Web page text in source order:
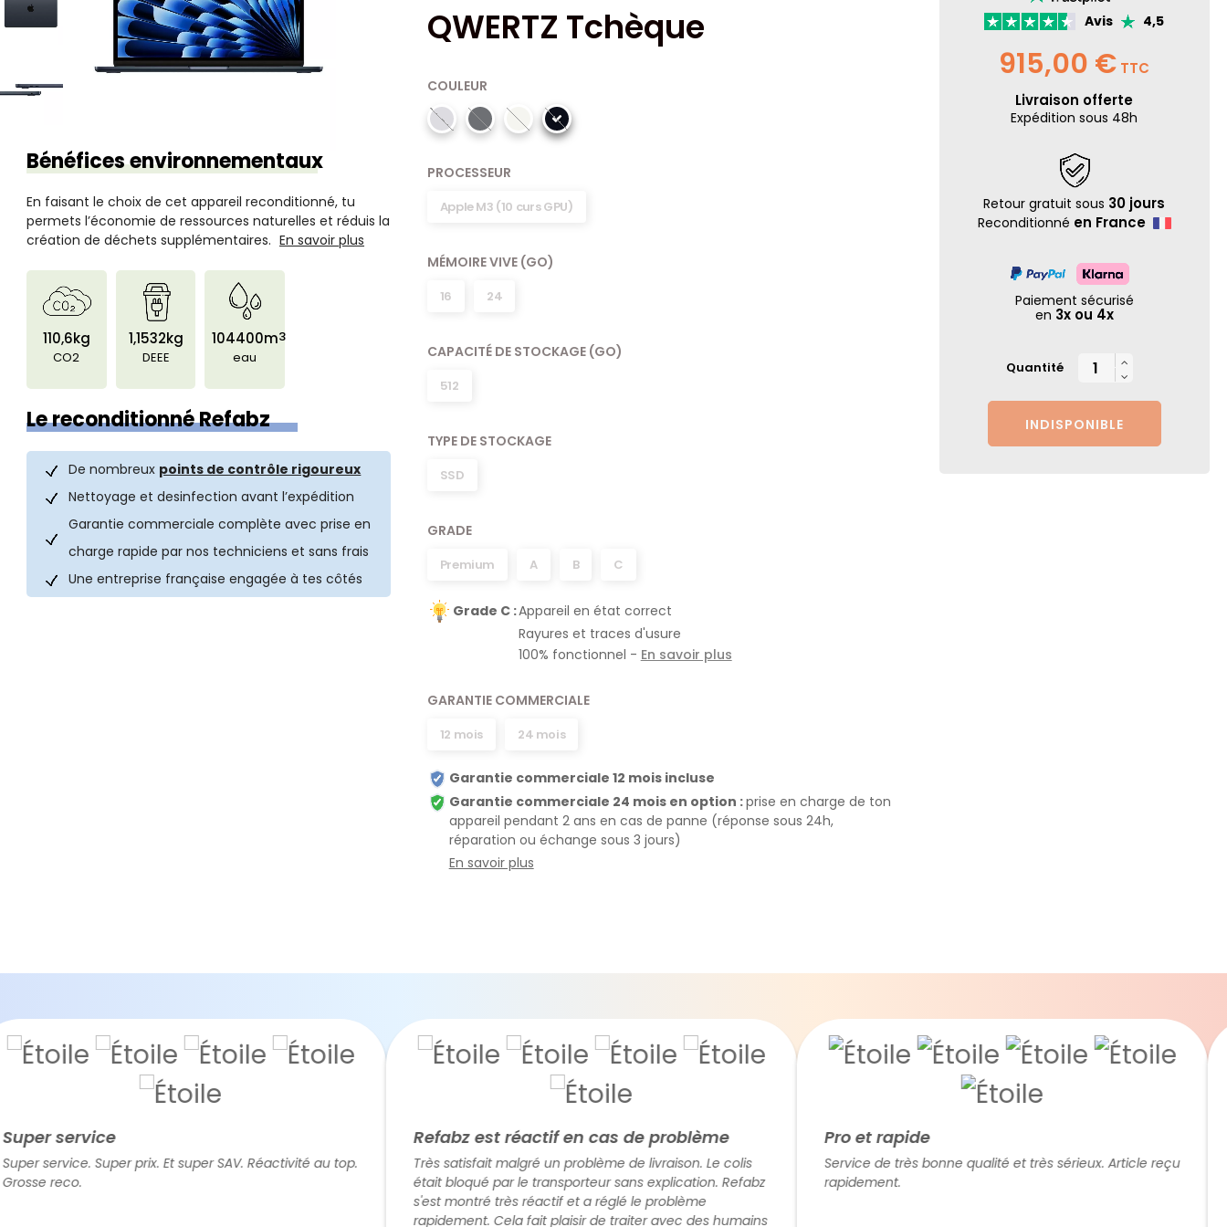
Avis 4,5
915,00 € TTC
Livraison offerte
Expédition sous 48h
Retour gratuit sous 30 jours
Reconditionné en France
Paiement sécurisé
en 3x ou 4x
INDISPONIBLE
Quantité


QWERTZ Tchèque
COULEUR
PROCESSEUR
Apple M3 (10 curs GPU)
MÉMOIRE VIVE (GO)
16 24
CAPACITÉ DE STOCKAGE (GO)
512
TYPE DE STOCKAGE
SSD
GRADE
Premium A B C
Grade C :Appareil en état correct
Rayures et traces d'usure
100% fonctionnel - En savoir plus
GARANTIE COMMERCIALE
12 mois 24 mois
Garantie commerciale 12 mois incluse
Garantie commerciale 24 mois en option :prise en charge de ton
appareil pendant 2 ans en cas de panne (réponse sous 24h,
réparation ou échange sous 3 jours)
En savoir plus
Bénéfices environnementaux
En faisant le choix de cet appareil reconditionné, tu
permets l’économie de ressources naturelles et réduis la
création de déchets supplémentaires. En savoir plus
110,6kg
CO2
1,1532kg
DEEE
104400m3
eau
Le reconditionné Refabz
De nombreux points de contrôle rigoureux
Nettoyage et desinfection avant l’expédition
Garantie commerciale complète avec prise en
charge rapide par nos techniciens et sans frais
Une entreprise française engagée à tes côtés
service
Super prix. Et super SAV. Réactivité au top.
reco.
Refabz est réactif en cas de problème
Très satisfait malgré un problème de livraison. Le colis
était bloqué par le transporteur sans explication. Refabz
s'est montré très réactif et a réglé le problème
rapidement. Cela fait plaisir de traiter avec des humains
Pro et rapide
Service de très bonne qualité et très sérieux. Article reçu
rapidement.